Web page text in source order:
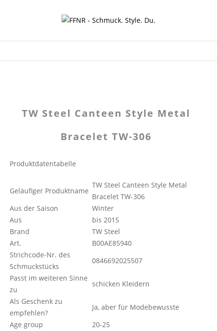
TW Steel Canteen Style Metal
Bracelet TW-306
Produktdatentabelle
Geläufiger Produktname
TW Steel Canteen Style Metal
Bracelet TW-306
Aus der Saison
Winter
Aus
bis 2015
Brand
TW Steel
Art.
B00AE85940
Strichcode-Nr. des
Schmuckstücks
0846692025507
Passt im weiteren Sinne
zu
schicken Kleidern
Als Geschenk zu
empfehlen?
Ja, aber für Modebewusste
Age group
20-25